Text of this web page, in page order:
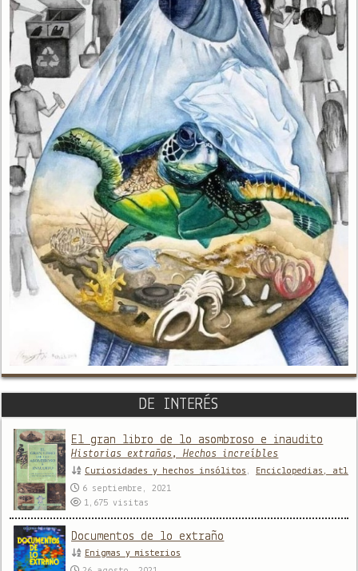
DE INTERÉS
El gran libro de lo asombroso e inaudito
Historias extrañas, Hechos increíbles
Curiosidades y hechos insólitos ,
Enciclopedias,
6 septiembre, 2021
1,675visitas
Documentos de lo extraño
Enigmas y misterios